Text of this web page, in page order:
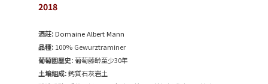
2018
酒莊:Domaine Albert Mann
品種: 100% Gewurztraminer
葡萄園歷史:葡萄藤齡至少30年
土壤組成:鈣質石灰岩土